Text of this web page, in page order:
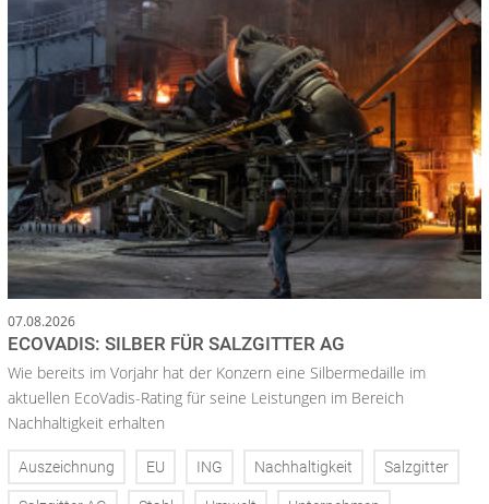
07.08.2026
ECOVADIS: SILBER FÜR SALZGITTER AG
Wie bereits im Vorjahr hat der Konzern eine Silbermedaille im
aktuellen EcoVadis-Rating für seine Leistungen im Bereich
Nachhaltigkeit erhalten
Auszeichnung EU ING Nachhaltigkeit Salzgitter